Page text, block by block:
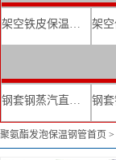
架空铁皮保温钢管
钢套钢蒸汽直埋复合保温管
聚氨酯发泡保温钢管首页 >